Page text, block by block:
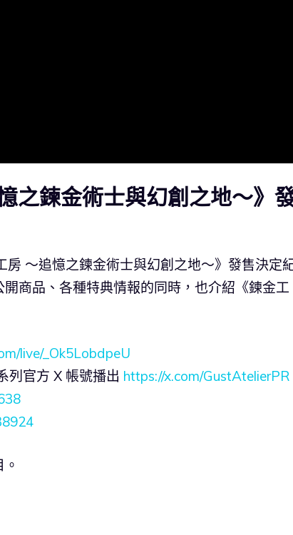
之鍊金術士與幻創之地～》
～追憶之鍊金術士與幻創之地～》發售決定
商品、各種特典情報的同時，也介紹《鍊⾦⼯
live/_Ok5LobdpeU
列官方 X 帳號播出 https://x.com/GustAtelierPR